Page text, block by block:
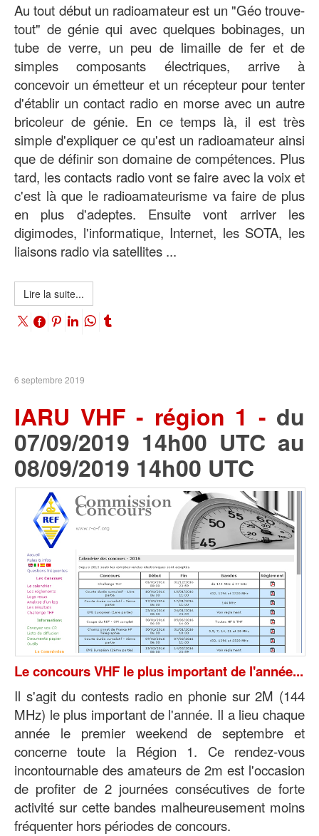
Au tout début un radioamateur est un "Géo trouve-
tout" de génie qui avec quelques bobinages, un
tube de verre, un peu de limaille de fer et de
simples composants électriques, arrive à
concevoir un émetteur et un récepteur pour tenter
d'établir un contact radio en morse avec un autre
bricoleur de génie. En ce temps là, il est très
simple d'expliquer ce qu'est un radioamateur ainsi
que de définir son domaine de compétences. Plus
tard, les contacts radio vont se faire avec la voix et
c'est là que le radioamateurisme va faire de plus
en plus d'adeptes. Ensuite vont arriver les
digimodes, l'informatique, Internet, les SOTA, les
liaisons radio via satellites ...
Lire la suite...
6 septembre 2019
IARU VHF - région 1 - du
07/09/2019 14h00 UTC au
08/09/2019 14h00 UTC
Le concours VHF le plus important de l'année...
Il s'agit du contests radio en phonie sur 2M (144
MHz) le plus important de l'année. Il a lieu chaque
année le premier weekend de septembre et
concerne toute la Région 1. Ce rendez-vous
incontournable des amateurs de 2m est l'occasion
de profiter de 2 journées consécutives de forte
activité sur cette bandes malheureusement moins
fréquenter hors périodes de concours.